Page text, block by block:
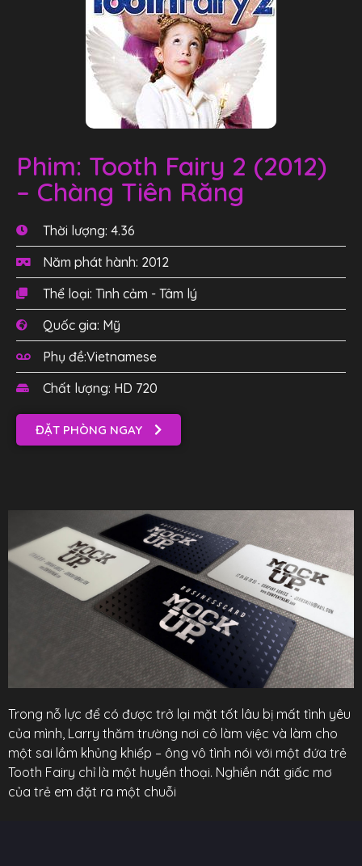
Phim: Tooth Fairy 2 (2012)
– Chàng Tiên Răng
Thời lượng: 4.36
Năm phát hành: 2012
Thể loại: Tình cảm - Tâm lý
Quốc gia: Mỹ
Phụ đề:Vietnamese
Chất lượng: HD 720
ĐẶT PHÒNG NGAY
Trong nỗ lực để có được trở lại mặt tốt lâu bị mất tình yêu
của mình, Larry thăm trường nơi cô làm việc và làm cho
một sai lầm khủng khiếp – ông vô tình nói với một đứa trẻ
Tooth Fairy chỉ là một huyền thoại. Nghiền nát giấc mơ
của trẻ em đặt ra một chuỗi